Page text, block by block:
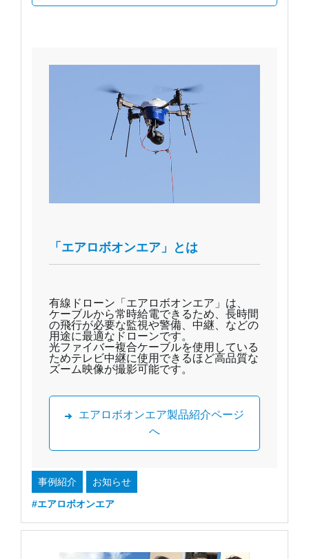
「エアロボオンエア」とは
有線ドローン「エアロボオンエア」は、
ケーブルから常時給電できるため、長時間
の飛行が必要な監視や警備、中継、などの
用途に最適なドローンです。
光ファイバー複合ケーブルを使用している
ためテレビ中継に使用できるほど高品質な
ズーム映像が撮影可能です。
エアロボオンエア製品紹介ページ
へ
事例紹介
お知らせ
#エアロボオンエア